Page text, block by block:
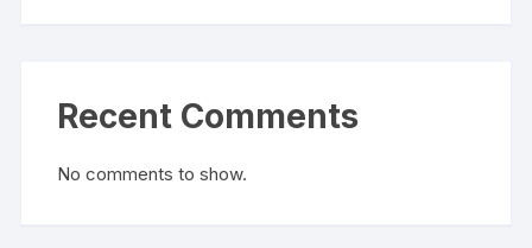
Recent Comments
No comments to show.